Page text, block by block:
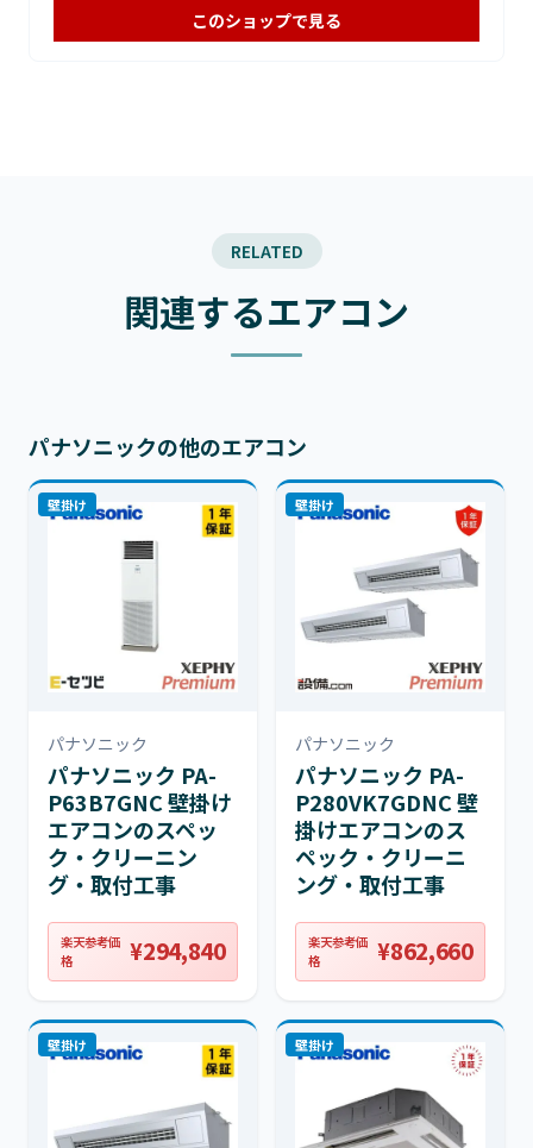
このショップで見る
RELATED
関連するエアコン
パナソニックの他のエアコン
壁掛け
パナソニック
パナソニック PA-
P63B7GNC 壁掛け
エアコンのスペッ
ク・クリーニン
グ・取付工事
楽天参考価
格
¥294,840
壁掛け
パナソニック
パナソニック PA-
P280VK7GDNC 壁
掛けエアコンのス
ペック・クリーニ
ング・取付工事
楽天参考価
格
¥862,660
壁掛け 壁掛け